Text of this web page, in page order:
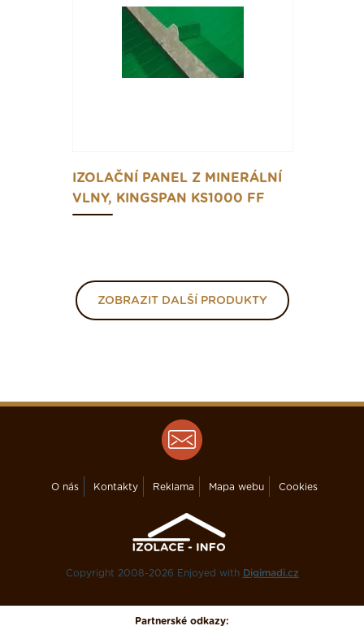
IZOLAČNÍ PANEL Z MINERÁLNÍ
VLNY, KINGSPAN KS1000 FF
ZOBRAZIT DALŠÍ PRODUKTY
O nás Kontakty Reklama Mapa webu Cookies
Copyright 2008-2026 Enjoyed with Digimadi.cz
Partnerské odkazy: